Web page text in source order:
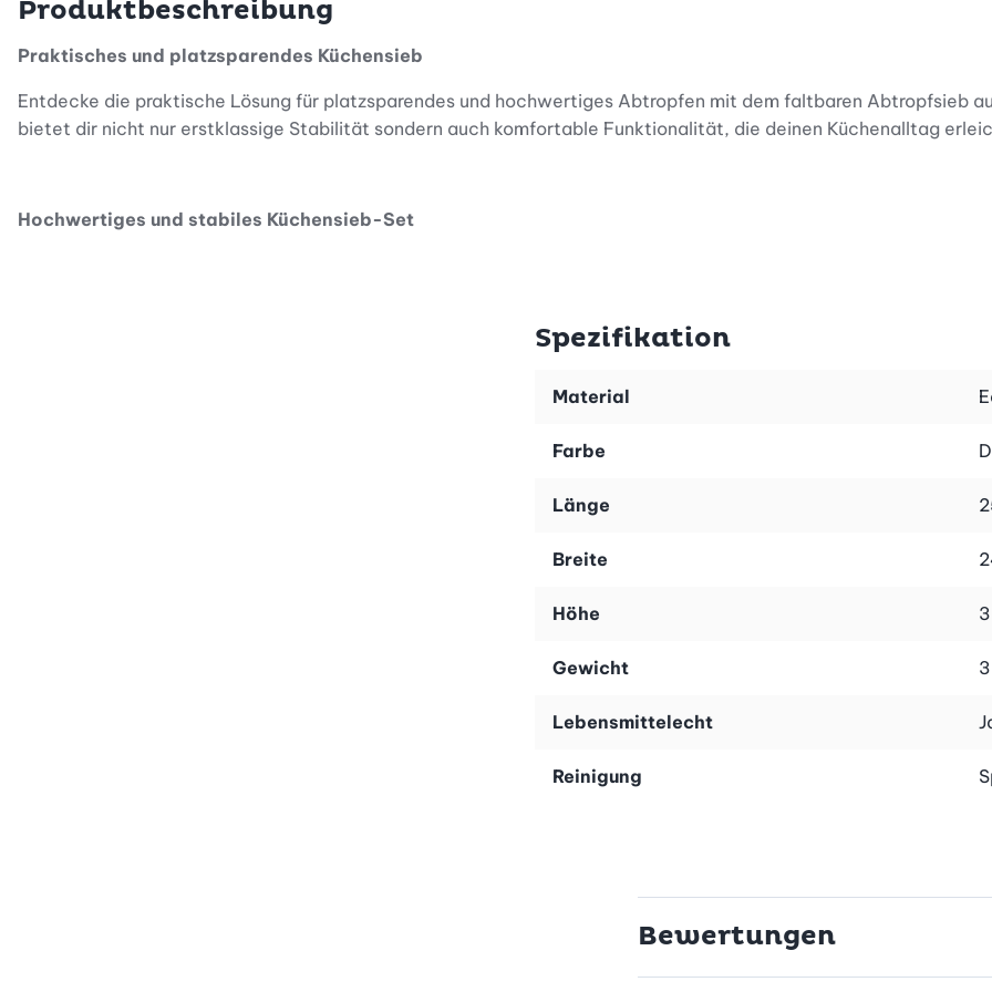
Produktbeschreibung
Praktisches und platzsparendes Küchensieb
Entdecke die praktische Lösung für platzsparendes und hochwertiges Abtropfen mit dem faltbaren Abtropfsieb
bietet dir nicht nur erstklassige Stabilität sondern auch komfortable Funktionalität, die deinen Küchenalltag
Hochwertiges und stabiles Küchensieb-Set
Die Kombination aus Silikon und Edelstahl verleiht dem Küchensieb einen sicheren Stand und ermöglicht ein
Durch den hochwertigen Materialmix aus Edelstahl und Silikon ist das Abtropfsieb spülmaschinenfest.
Spezifikation
Material
Farbe
Länge
Breite
Höhe
Gewicht
Lebensmittelecht
Reinigung
Bewertungen